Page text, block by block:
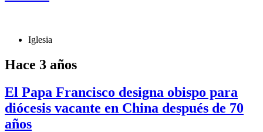
Iglesia
Hace 3 años
El Papa Francisco designa obispo para
diócesis vacante en China después de 70
años